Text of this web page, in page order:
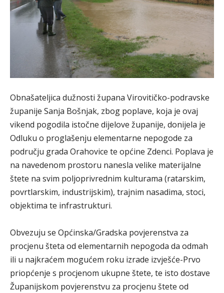
Obnašateljica dužnosti župana Virovitičko-podravske
županije Sanja Bošnjak, zbog poplave, koja je ovaj
vikend pogodila istočne dijelove županije, donijela je
Odluku o proglašenju elementarne nepogode za
području grada Orahovice te općine Zdenci. Poplava je
na navedenom prostoru nanesla velike materijalne
štete na svim poljoprivrednim kulturama (ratarskim,
povrtlarskim, industrijskim), trajnim nasadima, stoci,
objektima te infrastrukturi.
Obvezuju se Općinska/Gradska povjerenstva za
procjenu šteta od elementarnih nepogoda da odmah
ili u najkraćem mogućem roku izrade izvješće-Prvo
priopćenje s procjenom ukupne štete, te isto dostave
Županijskom povjerenstvu za procjenu štete od